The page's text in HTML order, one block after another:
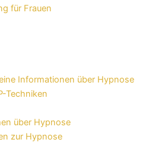
für Frauen
Informationen über Hypnose
Techniken
über Hypnose
zur Hypnose